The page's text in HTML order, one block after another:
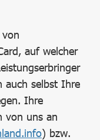
auf welcher
auch selbst Ihre
Ihre
von uns an
) bzw.